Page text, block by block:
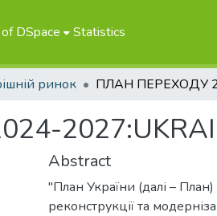
DSpace Statistics
ринок
Abstract
"План України (далі –
реконструкції та